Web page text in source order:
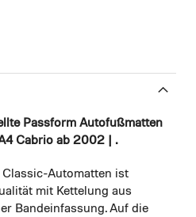
Passform Autofußmatten
Cabrio ab 2002 | .
Automatten ist
mit Kettelung aus
Bandeinfassung. Auf die